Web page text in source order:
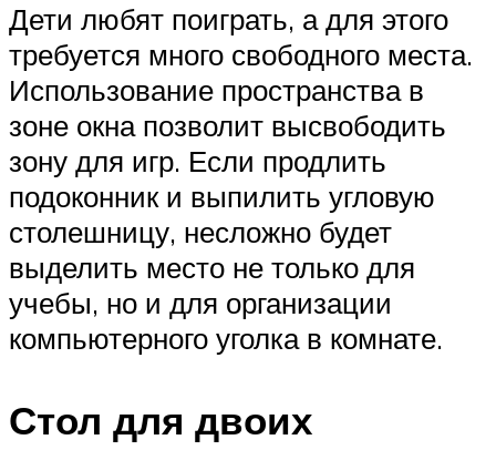
Дети любят поиграть, а для этого
требуется много свободного места.
Использование пространства в
зоне окна позволит высвободить
зону для игр. Если продлить
подоконник и выпилить угловую
столешницу, несложно будет
выделить место не только для
учебы, но и для организации
компьютерного уголка в комнате.
Стол для двоих